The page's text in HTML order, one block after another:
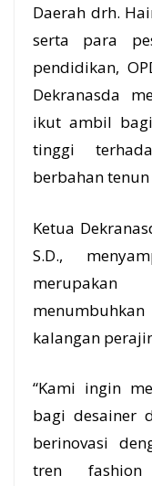
Daerah drh.
serta para
pendidikan,
Dekranasda
ikut ambil
tinggi
berbahan
Ketua
S.D.,
kalangan
“Kami ingin
bagi desainer
berinovasi
tren